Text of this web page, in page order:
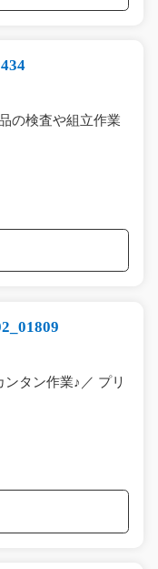
の検査や組立作業
タン作業♪／ プリ